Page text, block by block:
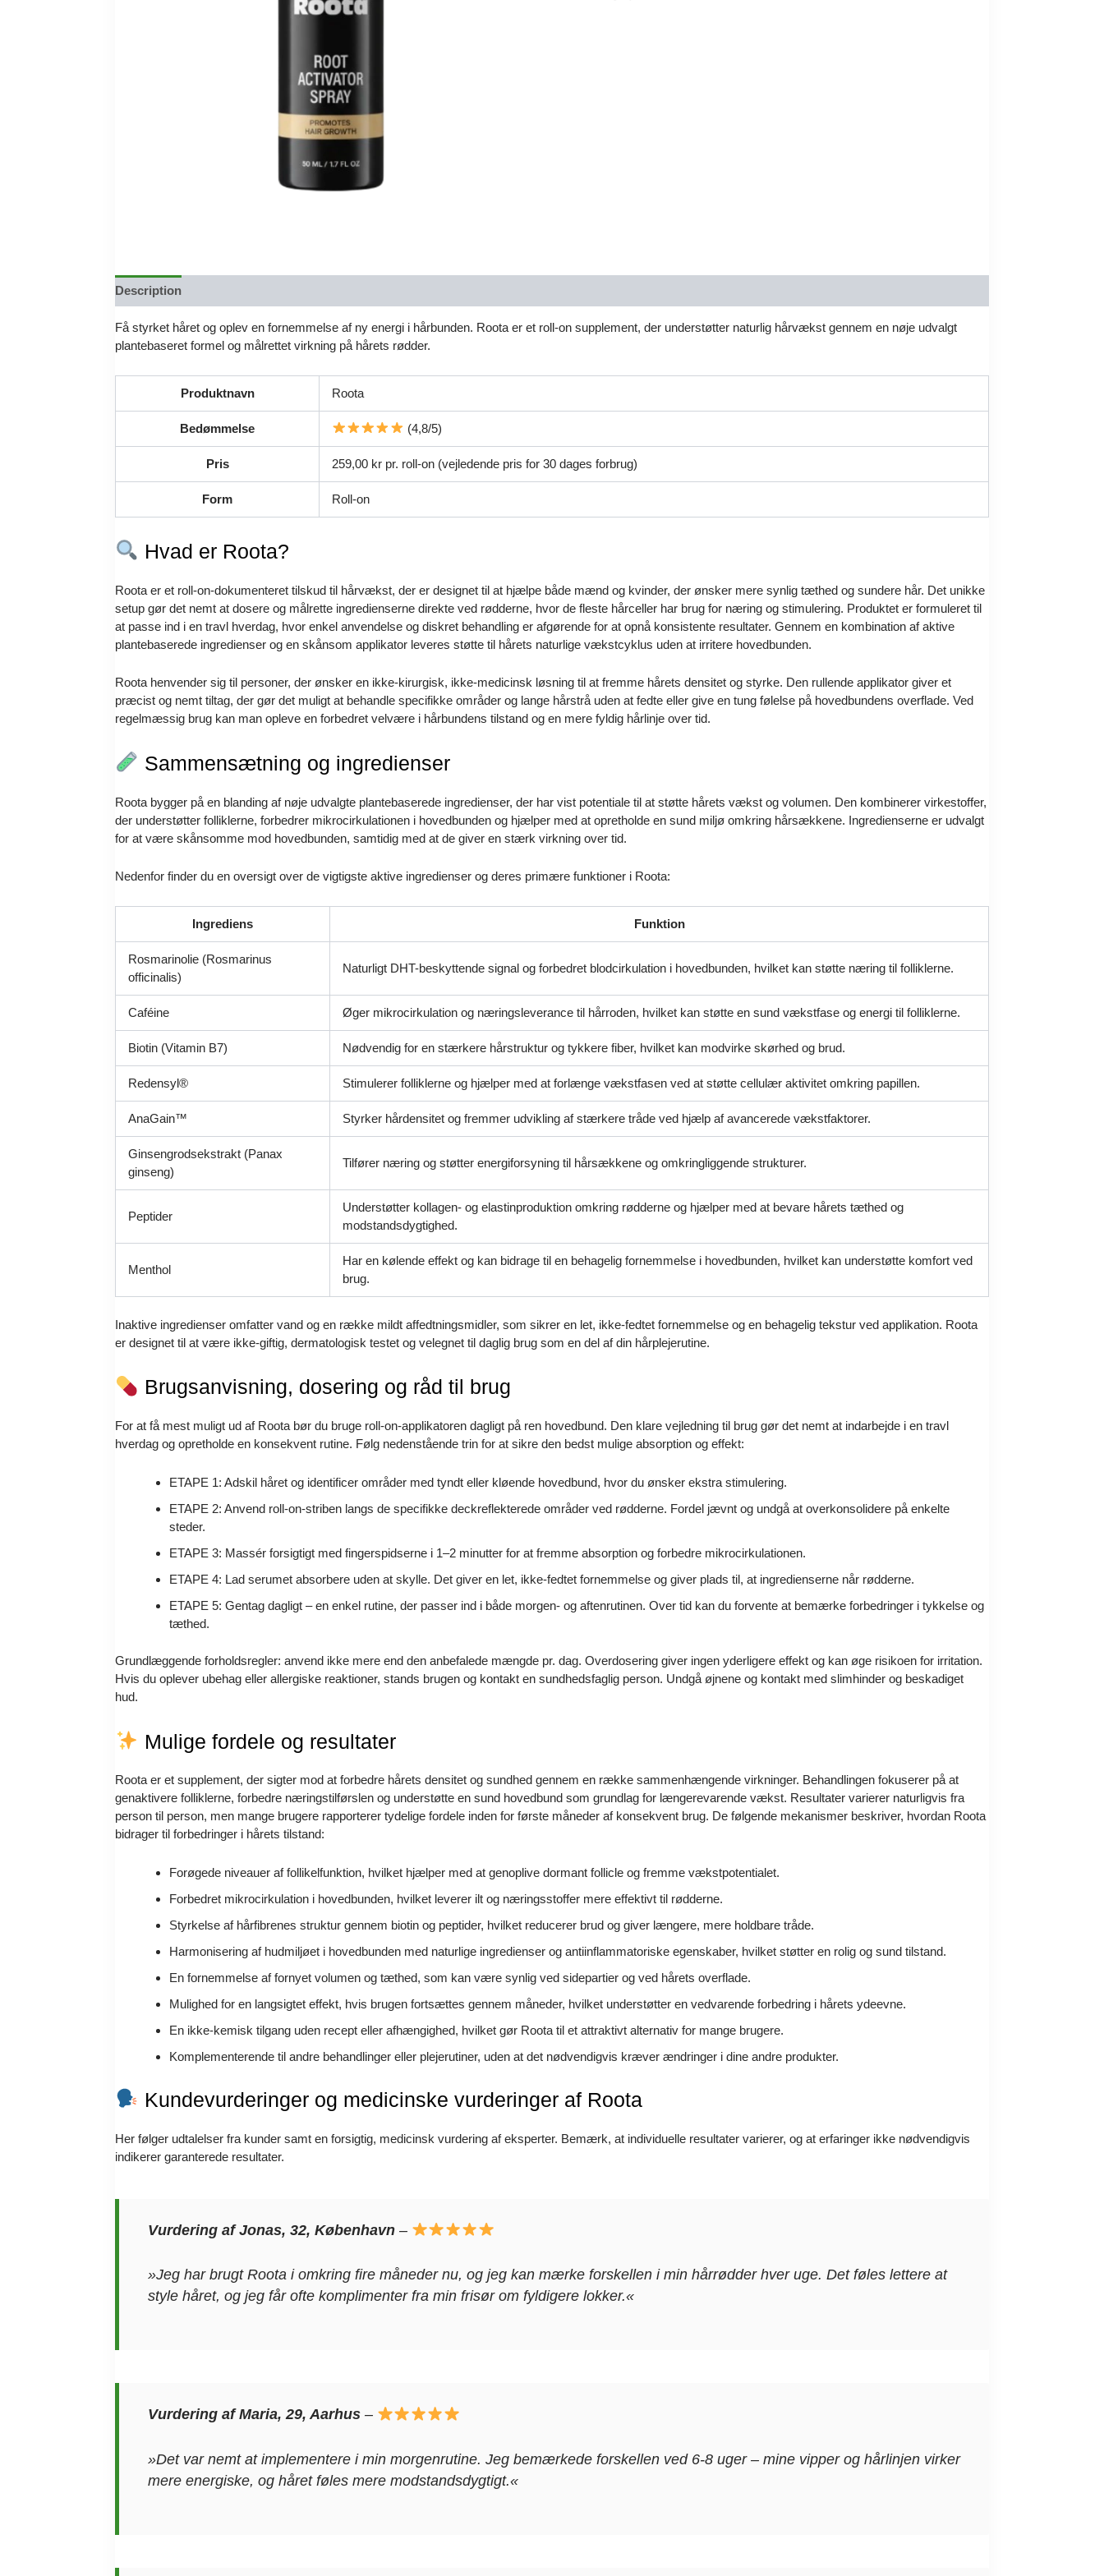
Description
Få styrket håret og oplev en fornemmelse af ny energi i hårbunden. Roota er et roll-on supplement, der understøtter naturlig hårvækst gennem en nøje udvalgt
plantebaseret formel og målrettet virkning på hårets rødder.
Produktnavn Roota
Bedømmelse (4,8/5)
Pris 259,00 kr pr. roll-on (vejledende pris for 30 dages forbrug)
Form Roll-on
Hvad er Roota?
Roota er et roll-on-dokumenteret tilskud til hårvækst, der er designet til at hjælpe både mænd og kvinder, der ønsker mere synlig tæthed og sundere hår. Det unikke
setup gør det nemt at dosere og målrette ingredienserne direkte ved rødderne, hvor de fleste hårceller har brug for næring og stimulering. Produktet er formuleret til
at passe ind i en travl hverdag, hvor enkel anvendelse og diskret behandling er afgørende for at opnå konsistente resultater. Gennem en kombination af aktive
plantebaserede ingredienser og en skånsom applikator leveres støtte til hårets naturlige vækstcyklus uden at irritere hovedbunden.
Roota henvender sig til personer, der ønsker en ikke-kirurgisk, ikke-medicinsk løsning til at fremme hårets densitet og styrke. Den rullende applikator giver et
præcist og nemt tiltag, der gør det muligt at behandle specifikke områder og lange hårstrå uden at fedte eller give en tung følelse på hovedbundens overflade. Ved
regelmæssig brug kan man opleve en forbedret velvære i hårbundens tilstand og en mere fyldig hårlinje over tid.
Sammensætning og ingredienser
Roota bygger på en blanding af nøje udvalgte plantebaserede ingredienser, der har vist potentiale til at støtte hårets vækst og volumen. Den kombinerer virkestoffer,
der understøtter folliklerne, forbedrer mikrocirkulationen i hovedbunden og hjælper med at opretholde en sund miljø omkring hårsækkene. Ingredienserne er udvalgt
for at være skånsomme mod hovedbunden, samtidig med at de giver en stærk virkning over tid.
Nedenfor finder du en oversigt over de vigtigste aktive ingredienser og deres primære funktioner i Roota:
Ingrediens Funktion
Rosmarinolie (Rosmarinus
officinalis)
Naturligt DHT-beskyttende signal og forbedret blodcirkulation i hovedbunden, hvilket kan støtte næring til folliklerne.
Caféine Øger mikrocirkulation og næringsleverance til hårroden, hvilket kan støtte en sund vækstfase og energi til folliklerne.
Biotin (Vitamin B7) Nødvendig for en stærkere hårstruktur og tykkere fiber, hvilket kan modvirke skørhed og brud.
Redensyl® Stimulerer folliklerne og hjælper med at forlænge vækstfasen ved at støtte cellulær aktivitet omkring papillen.
AnaGain™ Styrker hårdensitet og fremmer udvikling af stærkere tråde ved hjælp af avancerede vækstfaktorer.
Ginsengrodsekstrakt (Panax
ginseng)
Tilfører næring og støtter energiforsyning til hårsækkene og omkringliggende strukturer.
Peptider
Understøtter kollagen- og elastinproduktion omkring rødderne og hjælper med at bevare hårets tæthed og
modstandsdygtighed.
Menthol
Har en kølende effekt og kan bidrage til en behagelig fornemmelse i hovedbunden, hvilket kan understøtte komfort ved
brug.
Inaktive ingredienser omfatter vand og en række mildt affedtningsmidler, som sikrer en let, ikke-fedtet fornemmelse og en behagelig tekstur ved applikation. Roota
er designet til at være ikke-giftig, dermatologisk testet og velegnet til daglig brug som en del af din hårplejerutine.
Brugsanvisning, dosering og råd til brug
For at få mest muligt ud af Roota bør du bruge roll-on-applikatoren dagligt på ren hovedbund. Den klare vejledning til brug gør det nemt at indarbejde i en travl
hverdag og opretholde en konsekvent rutine. Følg nedenstående trin for at sikre den bedst mulige absorption og effekt:
ETAPE 1: Adskil håret og identificer områder med tyndt eller kløende hovedbund, hvor du ønsker ekstra stimulering.
ETAPE 2: Anvend roll-on-striben langs de specifikke deckreflekterede områder ved rødderne. Fordel jævnt og undgå at overkonsolidere på enkelte
steder.
ETAPE 3: Massér forsigtigt med fingerspidserne i 1–2 minutter for at fremme absorption og forbedre mikrocirkulationen.
ETAPE 4: Lad serumet absorbere uden at skylle. Det giver en let, ikke-fedtet fornemmelse og giver plads til, at ingredienserne når rødderne.
ETAPE 5: Gentag dagligt – en enkel rutine, der passer ind i både morgen- og aftenrutinen. Over tid kan du forvente at bemærke forbedringer i tykkelse og
tæthed.
Grundlæggende forholdsregler: anvend ikke mere end den anbefalede mængde pr. dag. Overdosering giver ingen yderligere effekt og kan øge risikoen for irritation.
Hvis du oplever ubehag eller allergiske reaktioner, stands brugen og kontakt en sundhedsfaglig person. Undgå øjnene og kontakt med slimhinder og beskadiget
hud.
Mulige fordele og resultater
Roota er et supplement, der sigter mod at forbedre hårets densitet og sundhed gennem en række sammenhængende virkninger. Behandlingen fokuserer på at
genaktivere folliklerne, forbedre næringstilførslen og understøtte en sund hovedbund som grundlag for længerevarende vækst. Resultater varierer naturligvis fra
person til person, men mange brugere rapporterer tydelige fordele inden for første måneder af konsekvent brug. De følgende mekanismer beskriver, hvordan Roota
bidrager til forbedringer i hårets tilstand:
Forøgede niveauer af follikelfunktion, hvilket hjælper med at genoplive dormant follicle og fremme vækstpotentialet.
Forbedret mikrocirkulation i hovedbunden, hvilket leverer ilt og næringsstoffer mere effektivt til rødderne.
Styrkelse af hårfibrenes struktur gennem biotin og peptider, hvilket reducerer brud og giver længere, mere holdbare tråde.
Harmonisering af hudmiljøet i hovedbunden med naturlige ingredienser og antiinflammatoriske egenskaber, hvilket støtter en rolig og sund tilstand.
En fornemmelse af fornyet volumen og tæthed, som kan være synlig ved sidepartier og ved hårets overflade.
Mulighed for en langsigtet effekt, hvis brugen fortsættes gennem måneder, hvilket understøtter en vedvarende forbedring i hårets ydeevne.
En ikke-kemisk tilgang uden recept eller afhængighed, hvilket gør Roota til et attraktivt alternativ for mange brugere.
Komplementerende til andre behandlinger eller plejerutiner, uden at det nødvendigvis kræver ændringer i dine andre produkter.
Kundevurderinger og medicinske vurderinger af Roota
Her følger udtalelser fra kunder samt en forsigtig, medicinsk vurdering af eksperter. Bemærk, at individuelle resultater varierer, og at erfaringer ikke nødvendigvis
indikerer garanterede resultater.
Vurdering af Jonas, 32, København –
»Jeg har brugt Roota i omkring fire måneder nu, og jeg kan mærke forskellen i min hårrødder hver uge. Det føles lettere at
style håret, og jeg får ofte komplimenter fra min frisør om fyldigere lokker.«
Vurdering af Maria, 29, Aarhus –
»Det var nemt at implementere i min morgenrutine. Jeg bemærkede forskellen ved 6-8 uger – mine vipper og hårlinjen virker
mere energiske, og håret føles mere modstandsdygtigt.«